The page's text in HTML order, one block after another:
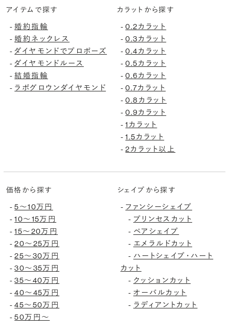
アイテムで探す
-婚約指輪
-婚約ネックレス
-ダイヤモンドでプロポーズ
-ダイヤモンドルース
-結婚指輪
- ラボグロウンダイヤモンド
カラットから探す
-0.2カラット
-0.3カラット
-0.4カラット
-0.5カラット
-0.6カラット
-0.7カラット
-0.8カラット
-0.9カラット
-1カラット
-1.5カラット
-2カラット以上
価格から探す
-5〜10万円
-10〜15万円
-15〜20万円
-20〜25万円
-25〜30万円
-30〜35万円
-35〜40万円
-40〜45万円
-45〜50万円
-50万円〜
シェイプから探す
- ファンシーシェイプ
- プリンセスカット
- ペアシェイプ
- エメラルドカット
- ハートシェイプ・ハート
カット
- クッションカット
- オーバルカット
- ラディアントカット